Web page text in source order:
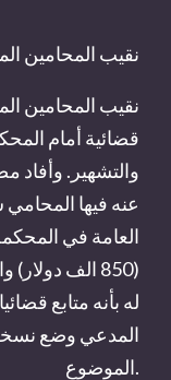
نقيب المحامين
نقيب المحامين
قضائية أمام
والتشهير. وأفاد
(850 الف
له بأنه متابع
المدعي وضع
الموضوع.